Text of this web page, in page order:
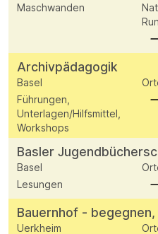
Maschwanden
Archivpädagogik
Basel
Führungen,
Unterlagen/Hilfsmittel,
Workshops
Basler
Basel
Lesungen
Bauernhof -
Uerkheim